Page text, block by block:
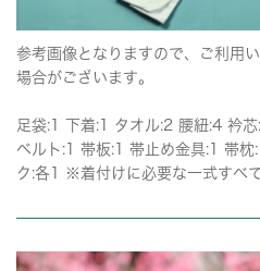
参考画像となりますので、ご利用
場合がございます。
足袋:1 下着:1 タオル:2 腰紐:4 衿
ベルト:1 帯板:1 帯止め金具:1 帯
ク:各1 ※着付けに必要な一式すべて